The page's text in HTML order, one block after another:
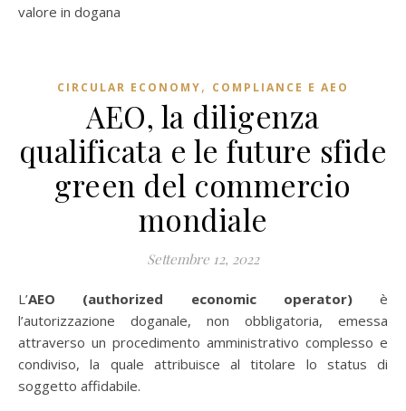
valore in dogana
CIRCULAR ECONOMY, COMPLIANCE E AEO
AEO, la diligenza
qualificata e le future sfide
green del commercio
mondiale
Settembre 12, 2022
L’AEO (authorized economic operator)è
l’autorizzazione doganale, non obbligatoria, emessa
attraverso un procedimento amministrativo complesso e
condiviso, la quale attribuisce al titolare lo status di
soggetto affidabile.